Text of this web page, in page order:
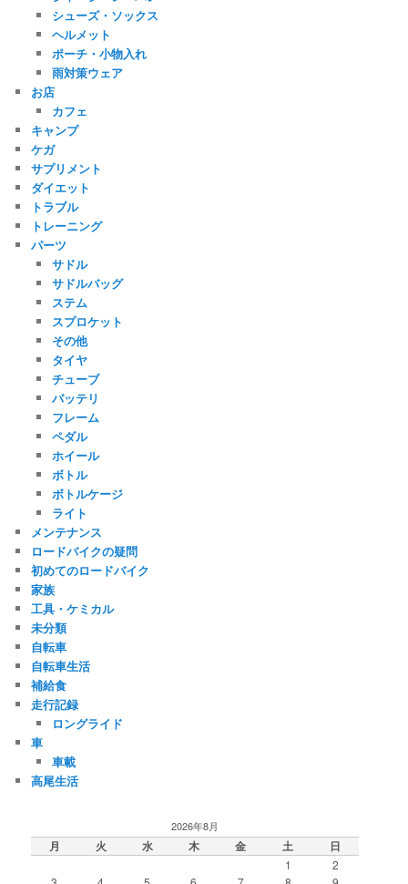
シューズ・ソックス
ヘルメット
ポーチ・小物入れ
雨対策ウェア
お店
カフェ
キャンプ
ケガ
サプリメント
ダイエット
トラブル
トレーニング
パーツ
サドル
サドルバッグ
ステム
スプロケット
その他
タイヤ
チューブ
バッテリ
フレーム
ペダル
ホイール
ボトル
ボトルケージ
ライト
メンテナンス
ロードバイクの疑問
初めてのロードバイク
家族
工具・ケミカル
未分類
自転車
自転車生活
補給食
走行記録
ロングライド
車
車載
高尾生活
2026年8月
月 火 水 木 金 土 日
1
2